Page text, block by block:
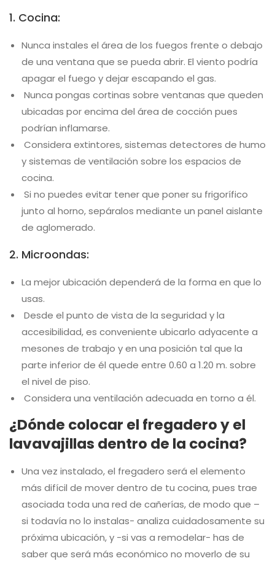
1. Cocina:
Nunca instales el área de los fuegos frente o debajo
de una ventana que se pueda abrir. El viento podría
apagar el fuego y dejar escapando el gas.
Nunca pongas cortinas sobre ventanas que queden
ubicadas por encima del área de cocción pues
podrían inflamarse.
Considera extintores, sistemas detectores de humo
y sistemas de ventilación sobre los espacios de
cocina.
Si no puedes evitar tener que poner su frigorífico
junto al horno, sepáralos mediante un panel aislante
de aglomerado.
2. Microondas:
La mejor ubicación dependerá de la forma en que lo
usas.
Desde el punto de vista de la seguridad y la
accesibilidad, es conveniente ubicarlo adyacente a
mesones de trabajo y en una posición tal que la
parte inferior de él quede entre 0.60 a 1.20 m. sobre
el nivel de piso.
Considera una ventilación adecuada en torno a él.
¿Dónde colocar el fregadero y el
lavavajillas dentro de la cocina?
Una vez instalado, el fregadero será el elemento
más difícil de mover dentro de tu cocina, pues trae
asociada toda una red de cañerías, de modo que –
si todavía no lo instalas- analiza cuidadosamente su
próxima ubicación, y -si vas a remodelar- has de
saber que será más económico no moverlo de su